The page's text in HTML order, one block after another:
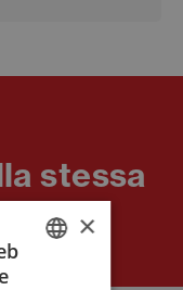
stessa
×